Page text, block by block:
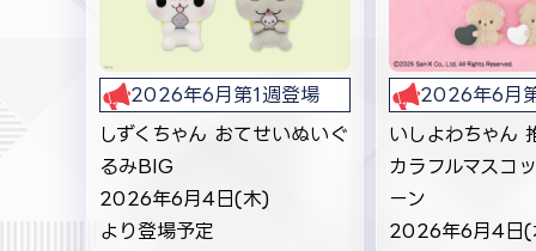
2026年6月第1週登場
しずくちゃん おてせいぬいぐ
るみBIG
2026年6月4日(木)
より登場予定
2026年6月
いしよわちゃん
カラフルマスコ
ーン
2026年6月4日(